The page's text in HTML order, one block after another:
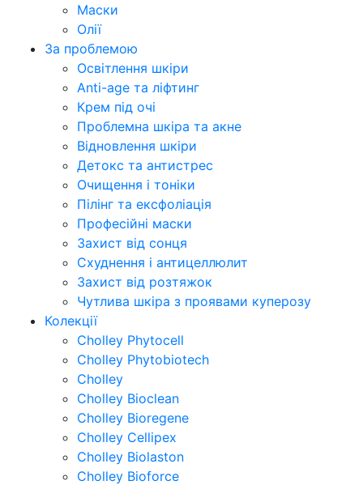
Маски
Олії
За проблемою
Освітлення шкіри
Anti-age та ліфтинг
Крем під очі
Проблемна шкіра та акне
Відновлення шкіри
Детокс та антистрес
Очищення і тоніки
Пілінг та ексфоліація
Професійні маски
Захист від сонця
Схуднення і антицеллюлит
Захист від розтяжок
Чутлива шкіра з проявами куперозу
Колекції
Cholley Phytocell
Cholley Phytobiotech
Cholley
Cholley Bioclean
Cholley Bioregene
Cholley Cellipex
Cholley Biolaston
Cholley Bioforce